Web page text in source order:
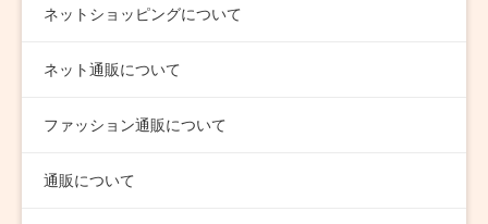
ネットショッピングについて
ネット通販について
ファッション通販について
通販について